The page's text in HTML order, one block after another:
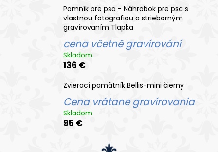
Pomník pre psa - Náhrobok pre psa s
vlastnou fotografiou a strieborným
gravírovaním Tlapka
cena včetně gravírování
Skladom
136 €
Zvierací pamätník Bellis-mini čierny
Cena vrátane gravírovania
Skladom
95 €